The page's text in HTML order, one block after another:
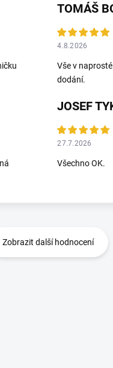
TOMÁŠ
4.8.2026
Vše v
dodání.
JOSEF
27.7.2026
Všechno OK.
Zobrazit další hodnocení